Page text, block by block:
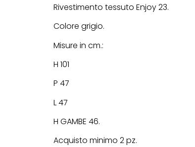
Rivestimento tessuto Enjoy 23.
Colore grigio.
Misure in cm.:
H 101
P 47
L 47
H GAMBE 46.
Acquisto minimo 2 pz.